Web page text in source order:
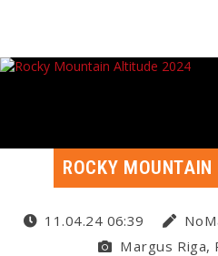
ROCKY
11.04.24 06:39
Margus Riga,